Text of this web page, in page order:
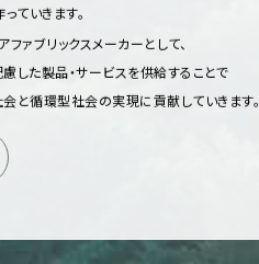
ていきます。
ファブリックスメーカーとして、
した製品・サービスを供給することで
と循環型社会の実現に貢献していきます。